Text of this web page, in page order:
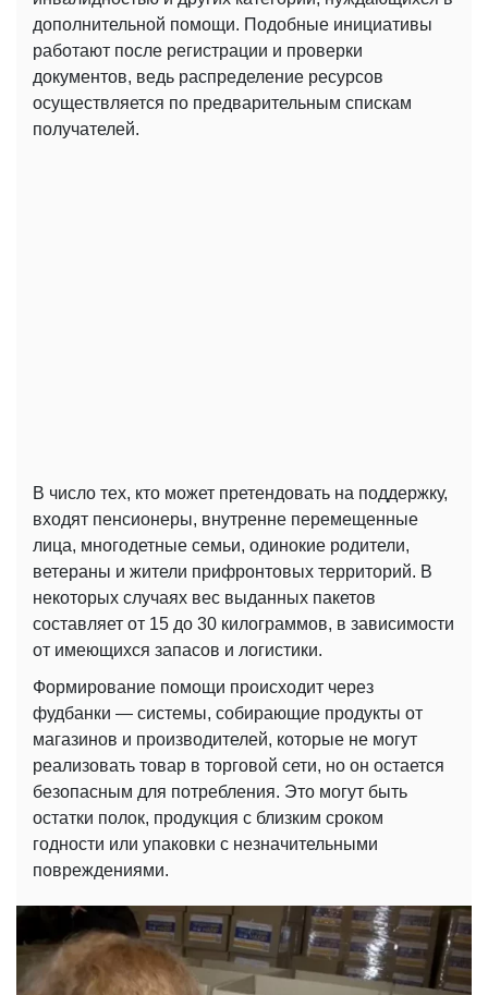
дополнительной помощи. Подобные инициативы
работают после регистрации и проверки
документов, ведь распределение ресурсов
осуществляется по предварительным спискам
получателей.
В число тех, кто может претендовать на поддержку,
входят пенсионеры, внутренне перемещенные
лица, многодетные семьи, одинокие родители,
ветераны и жители прифронтовых территорий. В
некоторых случаях вес выданных пакетов
составляет от 15 до 30 килограммов, в зависимости
от имеющихся запасов и логистики.
Формирование помощи происходит через
фудбанки — системы, собирающие продукты от
магазинов и производителей, которые не могут
реализовать товар в торговой сети, но он остается
безопасным для потребления. Это могут быть
остатки полок, продукция с близким сроком
годности или упаковки с незначительными
повреждениями.